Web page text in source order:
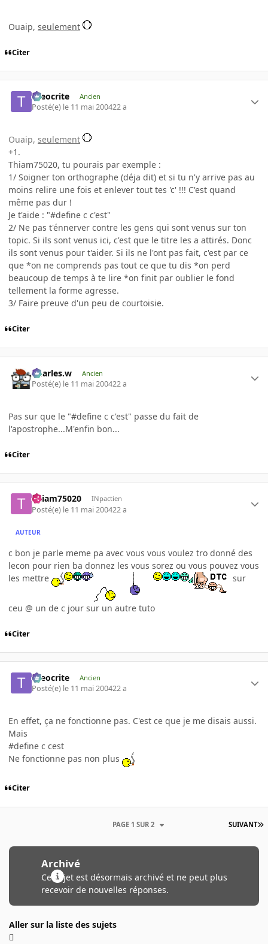
Ouaip, seulement
Citer
theocrite Ancien
Posté(e) le 11 mai 200422 a
Ouaip, seulement
+1.
Thiam75020, tu pourais par exemple :
1/ Soigner ton orthographe (déja dit) et si tu n'y arrive pas au
moins relire une fois et enlever tout tes 'c' !!! C'est quand
même pas dur !
Je t'aide : "#define c c'est"
2/ Ne pas t'énnerver contre les gens qui sont venus sur ton
topic. Si ils sont venus ici, c'est que le titre les a attirés. Donc
ils sont venus pour t'aider. Si ils ne l'ont pas fait, c'est par ce
que *on ne comprends pas tout ce que tu dis *on perd
beaucoup de temps à te lire *on finit par oublier le fond
tellement la forme agresse.
3/ Faire preuve d'un peu de courtoisie.
Citer
Charles.w Ancien
Posté(e) le 11 mai 200422 a
Pas sur que le "#define c c'est" passe du fait de
l'apostrophe...M'enfin bon...
Citer
Thiam75020 INpactien
Posté(e) le 11 mai 200422 a
AUTEUR
c bon je parle meme pa avec vous vous voulez tro donné des
lecon pour rien ba donnez les vous sorez ou vous pouvez vous
les mettre
sur
ceu @ un de c jour sur un autre tuto
Citer
theocrite Ancien
Posté(e) le 11 mai 200422 a
En effet, ça ne fonctionne pas. C'est ce que je me disais aussi.
Mais
#define c cest
Ne fonctionne pas non plus
Citer
SUIVANT
PAGE 1 SUR 2
Archivé
Ce sujet est désormais archivé et ne peut plus
recevoir de nouvelles réponses.
Aller sur la liste des sujets